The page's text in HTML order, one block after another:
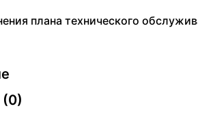
плана технического